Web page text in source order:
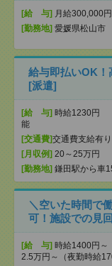
[給 与] 月給300,000
[勤務地] 愛媛県松山市
給与即払いOK！
[派遣]
[給 与] 時給1230円
能
[交通費]交通費支給有り
[月収例] 20～25万円
[勤務地] 鎌田駅から車
＼空いた時間で
可！施設での見
[給 与] 時給1400円
2.5万円～（夜勤時給